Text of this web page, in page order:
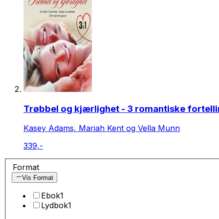
Trøbbel og kjærlighet - 3 romantiske
Kasey Adams, Mariah Kent og Vella Munn
339,-
Format
Vis Format
Ebok1
Lydbok1